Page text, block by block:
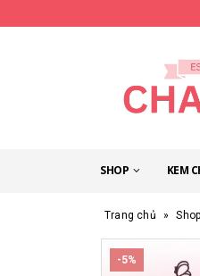
SHOP KEM
Trang chủ » Shop
-5%